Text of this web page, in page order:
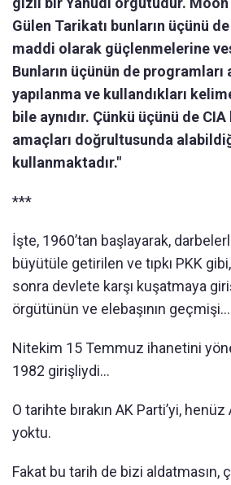
Gülen Tarikatı bunların üçünü
maddi olarak güçlenmelerine
Bunların üçünün de programları
yapılanma ve kullandıkları
bile aynıdır. Çünkü üçünü de
amaçları doğrultusunda
kullanmaktadır."
***
İşte, 1960’tan başlayarak,
büyütüle getirilen ve tıpkı PKK
sonra devlete karşı kuşatmaya
örgütünün ve elebaşının geçmişi…
Nitekim 15 Temmuz ihanetini
1982 girişliydi…
O tarihte bırakın AK Parti’yi,
yoktu.
Fakat bu tarih de bizi aldatmasın,